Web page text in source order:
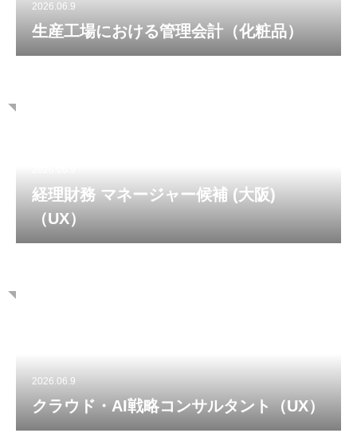
2026.06.9
生産工場における管理会計（化粧品）
経理財務 マネージャー候補 (大阪)
（UX）
2026.06.9
クラウド・AI戦略コンサルタント（UX）